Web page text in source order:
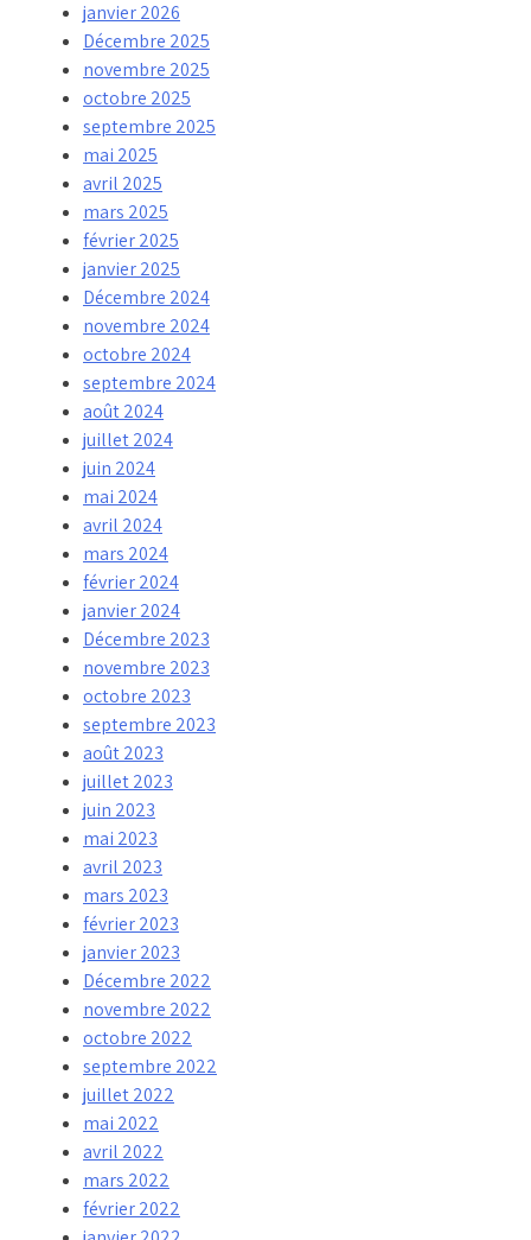
janvier 2026
Décembre 2025
novembre 2025
octobre 2025
septembre 2025
mai 2025
avril 2025
mars 2025
février 2025
janvier 2025
Décembre 2024
novembre 2024
octobre 2024
septembre 2024
août 2024
juillet 2024
juin 2024
mai 2024
avril 2024
mars 2024
février 2024
janvier 2024
Décembre 2023
novembre 2023
octobre 2023
septembre 2023
août 2023
juillet 2023
juin 2023
mai 2023
avril 2023
mars 2023
février 2023
janvier 2023
Décembre 2022
novembre 2022
octobre 2022
septembre 2022
juillet 2022
mai 2022
avril 2022
mars 2022
février 2022